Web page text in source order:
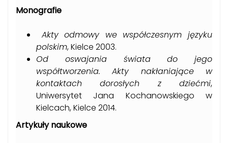
Monografie
Akty odmowy we współczesnym języku
polskim, Kielce 2003.
Od oswajania świata do jego
współtworzenia. Akty nakłaniające w
kontaktach dorosłych z dziećmi,
Uniwersytet Jana Kochanowskiego w
Kielcach, Kielce 2014.
Artykuły naukowe